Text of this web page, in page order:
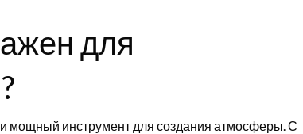
для
мощный инструмент для создания атмосферы. С